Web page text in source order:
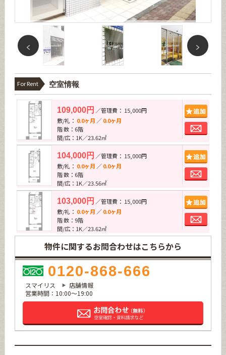
For Rent 空室情報
109,000円 ／管理費： 15,000円
敷/礼： 0.0ヶ月 ／0.0ヶ月
階 数：6階
間/広：1K／23.62㎡
104,000円 ／管理費： 15,000円
敷/礼： 0.0ヶ月 ／0.0ヶ月
階 数：6階
間/広：1K／23.56㎡
103,000円 ／管理費： 15,000円
敷/礼： 0.0ヶ月 ／0.0ヶ月
階 数：9階
間/広：1K／23.62㎡
物件に関するお問合わせはこちらから
0120-868-666
スマイリス
店舗情報
営業時間：10:00～19:00